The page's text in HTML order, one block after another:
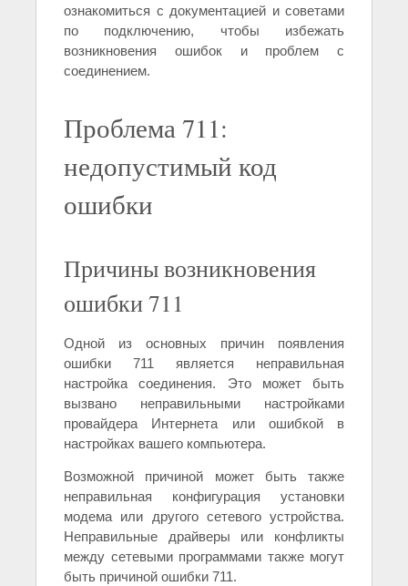
ознакомиться с документацией и советами
по подключению, чтобы избежать
возникновения ошибок и проблем с
соединением.
Проблема 711:
недопустимый код
ошибки
Причины возникновения
ошибки 711
Одной из основных причин появления
ошибки 711 является неправильная
настройка соединения. Это может быть
вызвано неправильными настройками
провайдера Интернета или ошибкой в
настройках вашего компьютера.
Возможной причиной может быть также
неправильная конфигурация установки
модема или другого сетевого устройства.
Неправильные драйверы или конфликты
между сетевыми программами также могут
быть причиной ошибки 711.